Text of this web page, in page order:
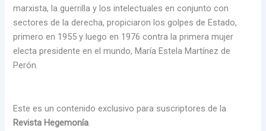
marxista, la guerrilla y los intelectuales en conjunto con
sectores de la derecha, propiciaron los golpes de Estado,
primero en 1955 y luego en 1976 contra la primera mujer
electa presidente en el mundo, María Estela Martínez de
Perón.
Este es un contenido exclusivo para suscriptores de la
Revista Hegemonía.